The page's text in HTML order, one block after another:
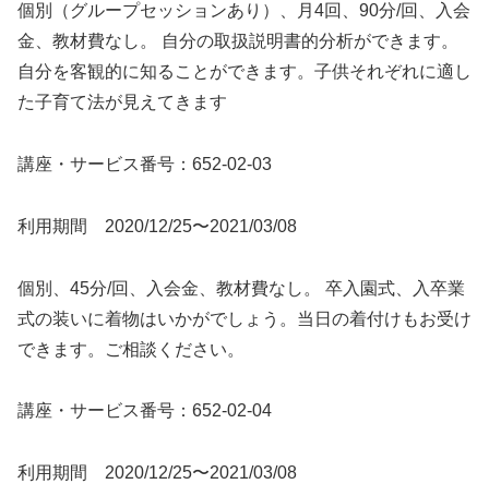
個別（グループセッションあり）、月4回、90分/回、入会
金、教材費なし。 自分の取扱説明書的分析ができます。
自分を客観的に知ることができます。子供それぞれに適し
た子育て法が見えてきます
講座・サービス番号：652-02-03
利用期間 2020/12/25〜2021/03/08
個別、45分/回、入会金、教材費なし。 卒入園式、入卒業
式の装いに着物はいかがでしょう。当日の着付けもお受け
できます。ご相談ください。
講座・サービス番号：652-02-04
利用期間 2020/12/25〜2021/03/08